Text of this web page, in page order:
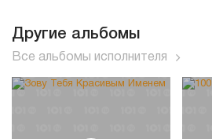
Другие альбомы
Все альбомы исполнителя